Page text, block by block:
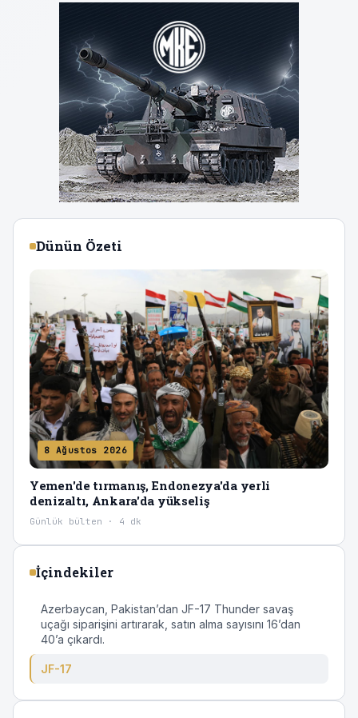
Dünün Özeti
8 Ağustos 2026
Yemen'de tırmanış, Endonezya'da yerli
denizaltı, Ankara'da yükseliş
Günlük bülten · 4 dk
İçindekiler
Azerbaycan, Pakistan’dan JF-17 Thunder savaş
uçağı siparişini artırarak, satın alma sayısını 16’dan
40’a çıkardı.
JF-17